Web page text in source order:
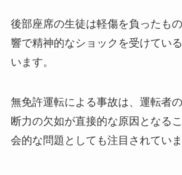
後部座席の生徒は軽傷を負ったも
響で精神的なショックを受けてい
います。
無免許運転による事故は、運転者
断力の欠如が直接的な原因となる
会的な問題としても注目されていま